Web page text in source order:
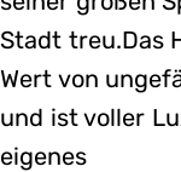
Stadt treu.Das
Wert von
und ist voller
eigenes